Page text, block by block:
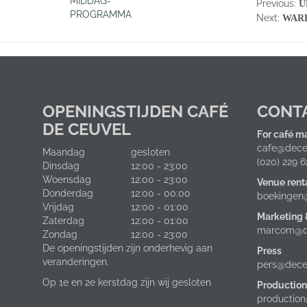
PROGRAMMA
Post
Previous:
Next:Next
OPENINGSTIJDEN CAFÉ
DE CEUVEL
Maandag
gesloten
Dinsdag
12:00 - 23:00
Woensdag
12:00 - 23:00
Donderdag
12:00 - 00:00
Vrijdag
12:00 - 01:00
Zaterdag
12:00 - 01:00
Zondag
12:00 - 23:00
De openingstijden zijn onderhevig aan
veranderingen.
Op 1e en 2e kerstdag zijn wij gesloten
For café
(020) 229
Venue
Marketing
Press
Production